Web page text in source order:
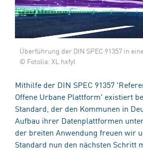
Überführung der DIN SPEC 91357 in
© Fotolia: XL hxfyl
Mithilfe der DIN SPEC 91357
Offene Urbane Plattform' existiert
Standard, der den Kommunen in
Aufbau ihrer Datenplattformen
der breiten Anwendung freuen wir
Standard nun den nächsten Schritt